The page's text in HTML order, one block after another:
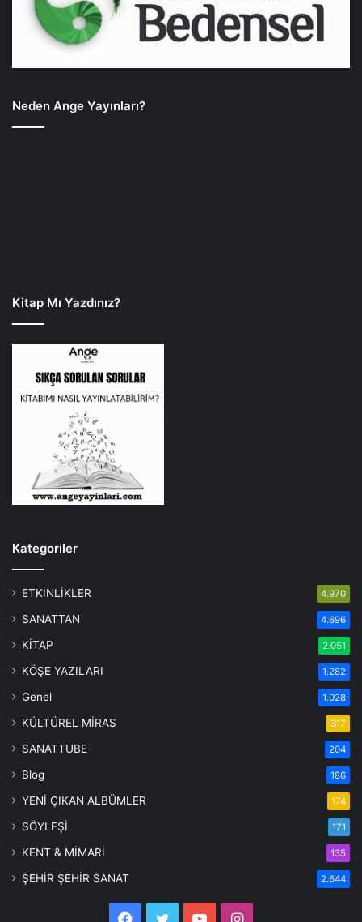
Neden Ange Yayınları?
Kitap Mı Yazdınız?
Kategoriler
ETKİNLİKLER 4.970
SANATTAN 4.696
KİTAP 2.051
KÖŞE YAZILARI 1.282
Genel 1.028
KÜLTÜREL MİRAS 317
SANATTUBE 204
Blog 186
YENİ ÇIKAN ALBÜMLER 174
SÖYLEŞİ 171
KENT & MİMARİ 135
ŞEHİR ŞEHİR SANAT 2.644
Facebook
TwitterYouTubeInstagram